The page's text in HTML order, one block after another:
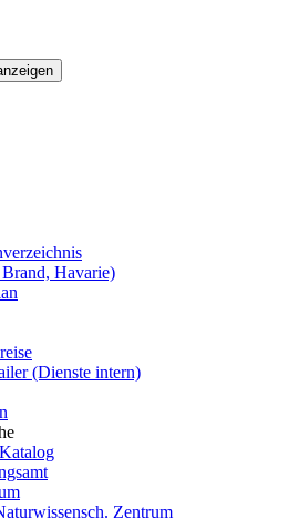
Havarie)
(Dienste intern)
Zentrum